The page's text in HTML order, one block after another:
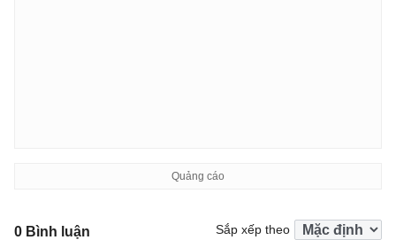
0 Bình luận Sắp xếp theo